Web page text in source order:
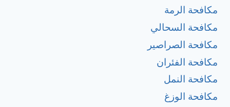
مكافحة الرمة
مكافحة السحالي
مكافحة الصراصير
مكافحة الفئران
مكافحة النمل
مكافحة الوزغ